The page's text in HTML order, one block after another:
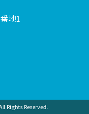
地1
Rights Reserved.